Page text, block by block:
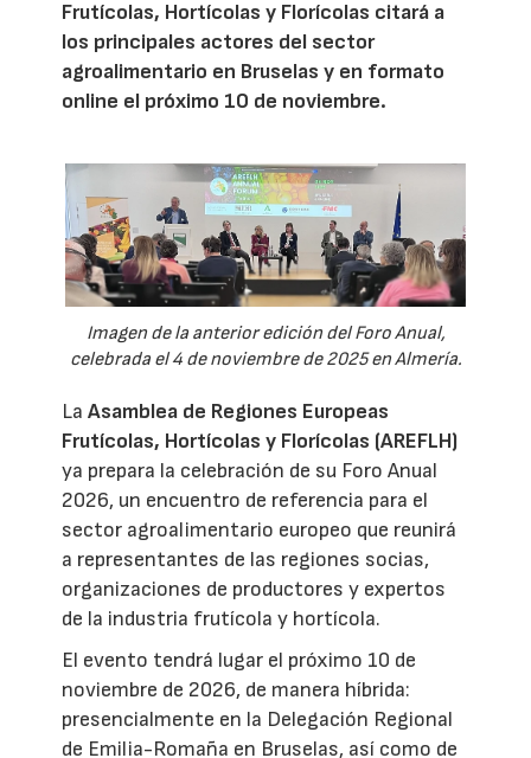
Frutícolas, Hortícolas y Florícolas citará a
los principales actores del sector
agroalimentario en Bruselas y en formato
online el próximo 10 de noviembre.
Imagen de la anterior edición del Foro Anual,
celebrada el 4 de noviembre de 2025 en Almería.
LaAsamblea de Regiones Europeas
Frutícolas, Hortícolas y Florícolas (AREFLH)
ya prepara la celebración de su Foro Anual
2026, un encuentro de referencia para el
sector agroalimentario europeo que reunirá
a representantes de las regiones socias,
organizaciones de productores y expertos
de la industria frutícola y hortícola.
El evento tendrá lugar el próximo 10 de
noviembre de 2026, de manera híbrida:
presencialmente en la Delegación Regional
de Emilia-Romaña en Bruselas, así como de